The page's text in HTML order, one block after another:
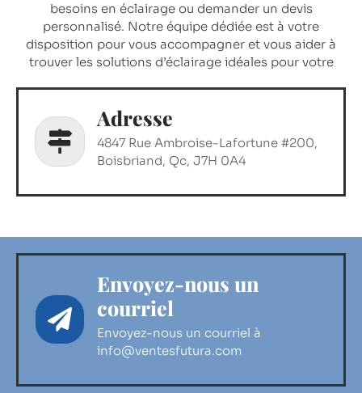
besoins en éclairage ou demander un devis
personnalisé. Notre équipe dédiée est à votre
disposition pour vous accompagner et vous aider à
trouver les solutions d’éclairage idéales pour votre
Adresse
4847 Rue Ambroise-Lafortune #200,
Boisbriand, Qc, J7H 0A4
Envoyez-nous un
courriel
Envoyez-nous un courriel à
info@ventesfutura.com